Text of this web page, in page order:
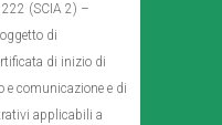
(SCIA 2) –
di
di inizio di
comunicazione e di
applicabili a